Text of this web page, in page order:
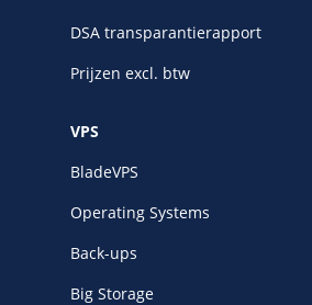
DSA transparantierapport
Prijzen excl. btw
VPS
BladeVPS
Operating Systems
Back-ups
Big Storage